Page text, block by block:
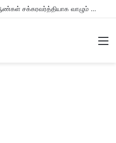
இந்த இடங்களில் மச்சம் உள்ள ஆண்கள் சக்கரவர்த்தியாக வாழும் அதிர்ஷ்டம் உள்ளவர்களாம் – உங்களுக்கு இருக்கா?